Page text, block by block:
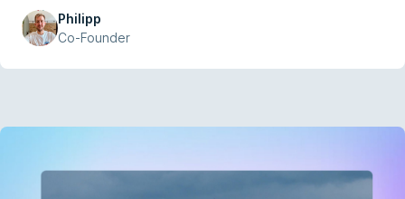
Philipp
Co-Founder